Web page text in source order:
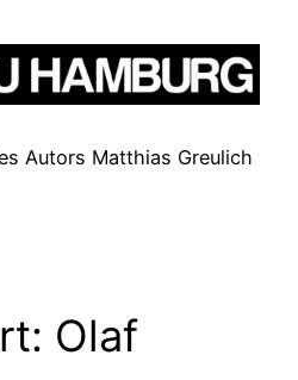
Autors Matthias Greulich
Olaf